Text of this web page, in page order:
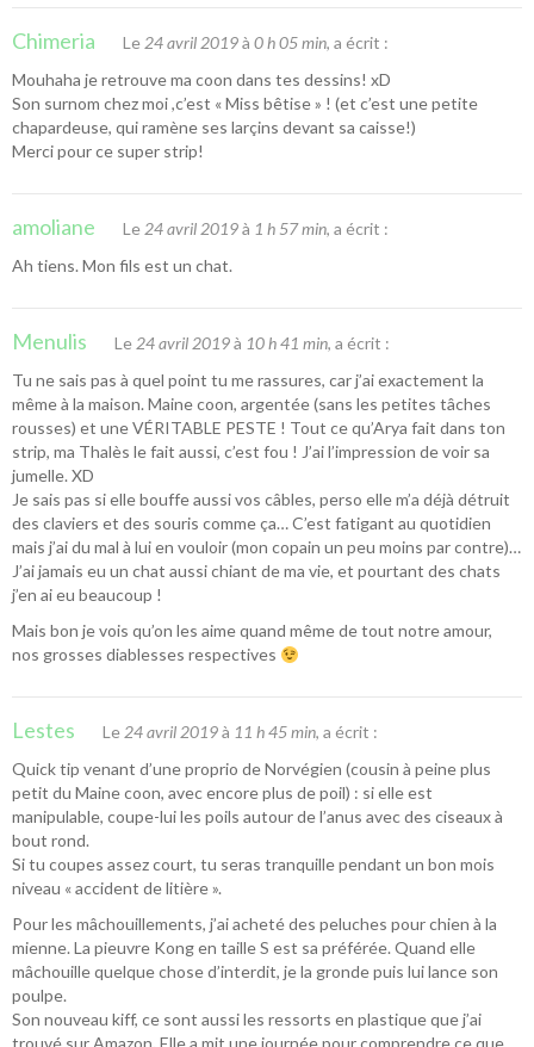
Chimeria Le24 avril 2019à 0 h 05 min, a écrit :
Mouhaha je retrouve ma coon dans tes dessins! xD
Son surnom chez moi ,c’est « Miss bêtise » ! (et c’est une petite
chapardeuse, qui ramène ses larçins devant sa caisse!)
Merci pour ce super strip!
amoliane Le24 avril 2019à 1 h 57 min, a écrit :
Ah tiens. Mon fils est un chat.
Menulis Le24 avril 2019à 10 h 41 min, a écrit :
Tu ne sais pas à quel point tu me rassures, car j’ai exactement la
même à la maison. Maine coon, argentée (sans les petites tâches
rousses) et une VÉRITABLE PESTE ! Tout ce qu’Arya fait dans ton
strip, ma Thalès le fait aussi, c’est fou ! J’ai l’impression de voir sa
jumelle. XD
Je sais pas si elle bouffe aussi vos câbles, perso elle m’a déjà détruit
des claviers et des souris comme ça… C’est fatigant au quotidien
mais j’ai du mal à lui en vouloir (mon copain un peu moins par contre)…
J’ai jamais eu un chat aussi chiant de ma vie, et pourtant des chats
j’en ai eu beaucoup !
Mais bon je vois qu’on les aime quand même de tout notre amour,
nos grosses diablesses respectives
Lestes Le24 avril 2019à 11 h 45 min, a écrit :
Quick tip venant d’une proprio de Norvégien (cousin à peine plus
petit du Maine coon, avec encore plus de poil) : si elle est
manipulable, coupe-lui les poils autour de l’anus avec des ciseaux à
bout rond.
Si tu coupes assez court, tu seras tranquille pendant un bon mois
niveau « accident de litière ».
Pour les mâchouillements, j’ai acheté des peluches pour chien à la
mienne. La pieuvre Kong en taille S est sa préférée. Quand elle
mâchouille quelque chose d’interdit, je la gronde puis lui lance son
poulpe.
Son nouveau kiff, ce sont aussi les ressorts en plastique que j’ai